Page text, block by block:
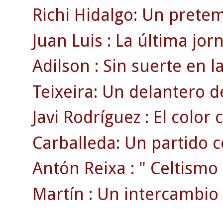
Richi Hidalgo: Un
Juan Luis : La última
Adilson : Sin suerte en
Teixeira: Un delantero
Javi Rodríguez : El color
Carballeda: Un partido
Antón Reixa : "
Martín : Un